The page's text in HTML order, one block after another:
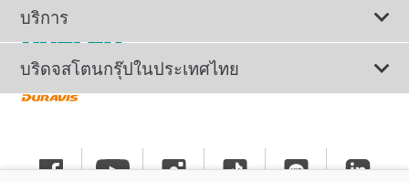
ยางรถยนต์นั่ง
ยางรถ SUV/CUV/4x4
ยางรถยนต์นุ่มเงียบ
ยางสปอร์ตสมรรถนะสูง
ยางรถยนต์ประหยัดน้ำมัน
ยางรถออฟโรด
บริการ
ติดต่อเรา
บริดจสโตนกรุ๊ปในประเทศไทย
ข่าวประชาสัมพันธ์